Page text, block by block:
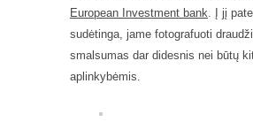
European Investment bank. Į jį
sudėtinga, jame fotografuoti
smalsumas dar didesnis nei būtų
aplinkybėmis.